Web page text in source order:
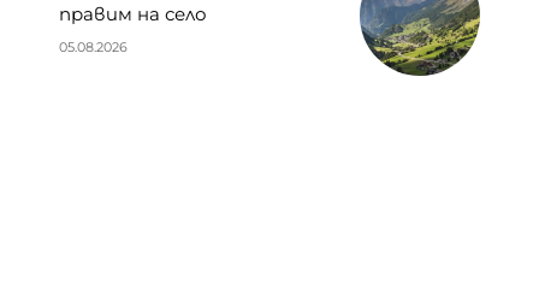
правим на село
05.08.2026